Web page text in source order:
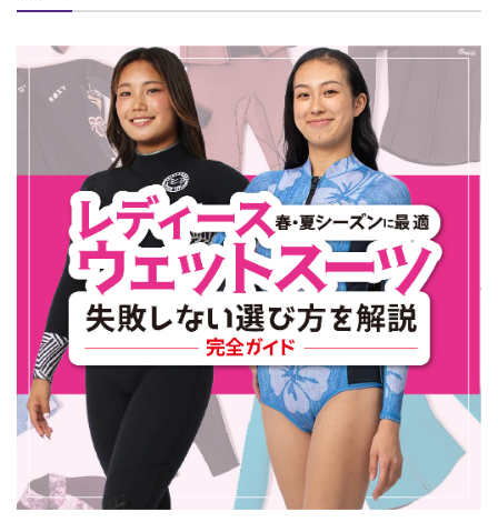
ファッションTOP
サーフTOP
スノーTOP
スケートTOP
CONTENTS
ブランド一覧
特集一覧
RIDE LIFE MAGAZINE一
スタッフスナップ
中古/アウトレット サー
SUPPORT
ご利用ガイド
会員ランク
店頭受取サービス
ギフトラッピング
アフターサポート
下取り保証について